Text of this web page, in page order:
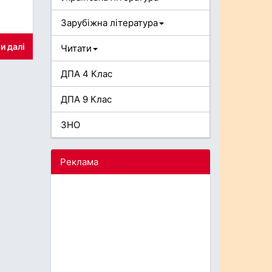
далі
Зарубіжна література
Читати
ДПА 4 Клас
ДПА 9 Клас
ЗНО
Реклама